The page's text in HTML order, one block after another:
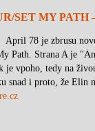
SET MY PATH
78 je zbrusu
Path. Strana A je
je vpoho, tedy na
snad i proto, že Elin